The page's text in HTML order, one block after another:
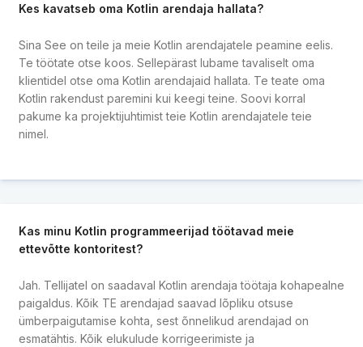
Kes kavatseb oma Kotlin arendaja hallata?
Sina See on teile ja meie Kotlin arendajatele peamine eelis.
Te töötate otse koos. Sellepärast lubame tavaliselt oma
klientidel otse oma Kotlin arendajaid hallata. Te teate oma
Kotlin rakendust paremini kui keegi teine. Soovi korral
pakume ka projektijuhtimist teie Kotlin arendajatele teie
nimel.
Kas minu Kotlin programmeerijad töötavad meie
ettevõtte kontoritest?
Jah. Tellijatel on saadaval Kotlin arendaja töötaja kohapealne
paigaldus. Kõik TE arendajad saavad lõpliku otsuse
ümberpaigutamise kohta, sest õnnelikud arendajad on
esmatähtis. Kõik elukulude korrigeerimiste ja